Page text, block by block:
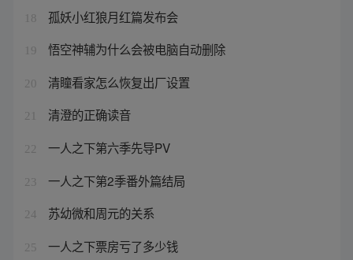
18 孤妖小红狼月红篇发布会
19 悟空神辅为什么会被电脑自动删除
20 清瞳看家怎么恢复出厂设置
21 清澄的正确读音
22 一人之下第六季先导PV
23 一人之下第2季番外篇结局
24 苏幼微和周元的关系
25 一人之下票房亏了多少钱